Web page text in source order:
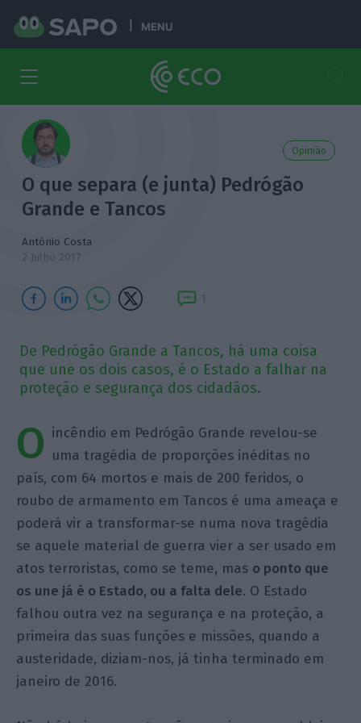
MENU
Opinião
O que separa (e junta) Pedrógão
Grande e Tancos
António Costa
2 Julho 2017
1
De Pedrógão Grande a Tancos, há uma coisa
que une os dois casos, é o Estado a falhar na
proteção e segurança dos cidadãos.
O incêndio em Pedrógão Grande revelou-se
uma tragédia de proporções inéditas no
país, com 64 mortos e mais de 200 feridos, o
roubo de armamento em Tancos é uma ameaça e
poderá vir a transformar-se numa nova tragédia
se aquele material de guerra vier a ser usado em
atos terroristas, como se teme, mas o ponto que
os une já é o Estado, ou a falta dele. O Estado
falhou outra vez na segurança e na proteção, a
primeira das suas funções e missões, quando a
austeridade, diziam-nos, já tinha terminado em
janeiro de 2016.